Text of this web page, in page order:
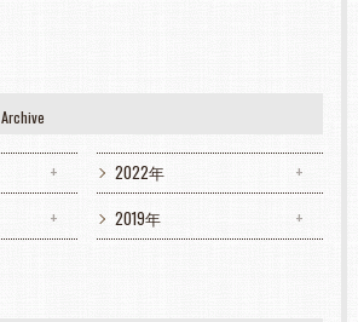
Archive
2022年
2019年